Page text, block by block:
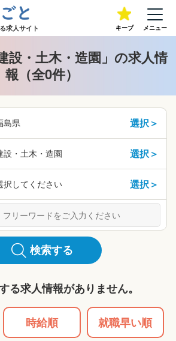
求人サイト キープ メニュー
設・土木・造園」の求人情
報（全0件）
島県 選択＞
設・土木・造園 選択＞
択してください 選択＞
検索する
る求人情報がありません。
時給順 就職早い順